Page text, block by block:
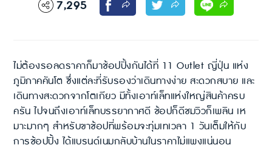
7,295
ไม่ต้องรอลดราคาก็มาช้อปปิ้งกันได้ที่ 11 Outlet ญี่ปุ่น แห่ง
ภูมิภาคคันโต ซึ่งแต่ละที่รับรองว่าเดินทางง่าย สะดวกสบาย และ
เดินทางสะดวกจากโตเกียว มีทั้งเอาท์เล็ทแห่งใหญ่สินค้าครบ
ครัน ไปจนถึงเอาท์เล็ทบรรยากาศดี ช้อปก็ดีชมวิวก็เพลิน เห
มาะมากๆ สำหรับขาช้อปที่พร้อมจะทุ่มเทเวลา 1 วันเต็มให้กับ
การช้อปปิ้ง ได้แบรนด์เนมกลับบ้านในราคาไม่แพงแน่นอน